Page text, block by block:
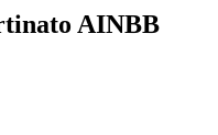
AINBB